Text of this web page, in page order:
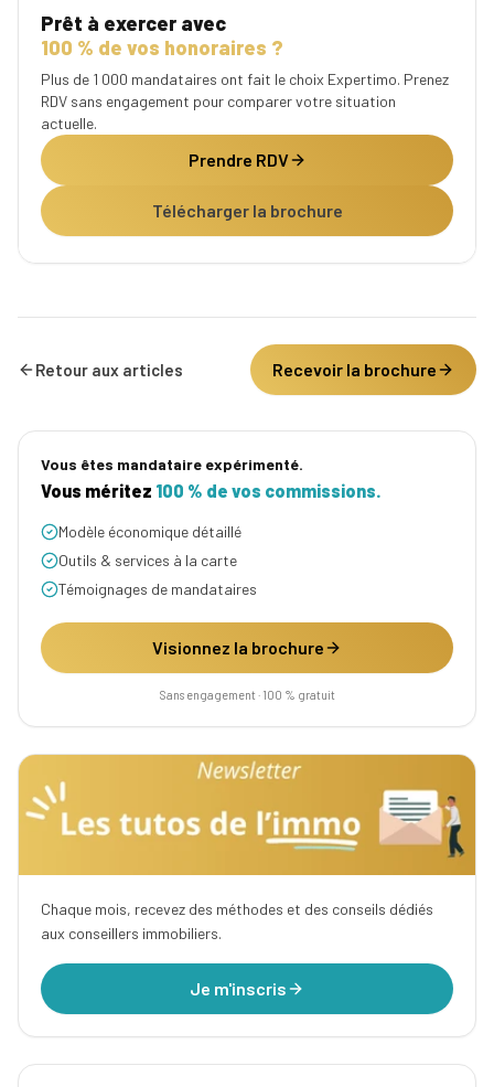
Prêt à exercer avec
100 % de vos honoraires ?
Plus de 1 000 mandataires ont fait le choix Expertimo. Prenez
RDV sans engagement pour comparer votre situation
actuelle.
Prendre RDV
Télécharger la brochure
Retour aux articles Recevoir la brochure
Vous êtes mandataire expérimenté.
Vous méritez 100 % de vos commissions.
Modèle économique détaillé
Outils & services à la carte
Témoignages de mandataires
Visionnez la brochure
Sans engagement · 100 % gratuit
Chaque mois, recevez des méthodes et des conseils dédiés
aux conseillers immobiliers.
Je m'inscris